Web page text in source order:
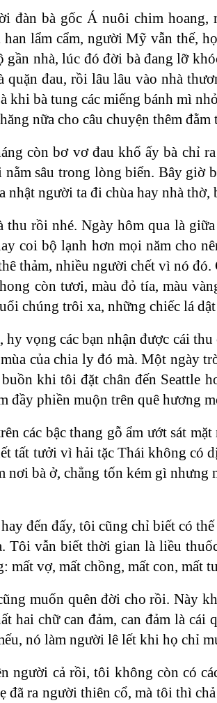
đàn bà gốc Á nuôi chim
lẩm cẩm, người Mỹ vẫn thế,
nhà, lúc đó đời bà đang lỡ
quặn đau, rồi lâu lâu vào nhà
khi bà tung các miếng bánh mì
nữa cho câu chuyện thêm
còn bơ vơ đau khổ ấy bà chỉ
sâu trong lòng biển. Bây giờ
nhật người ta đi chùa hay nhà thờ,
thu rồi nhé. Ngày hôm qua là
coi bộ lạnh hơn mọi năm cho
thảm, nhiều người chết vì nó
còn tươi, màu đỏ tía, màu
chúng trôi xa, những chiếc lá
vọng các bạn nhận được cái
của chia ly đó mà. Một ngày
khi tôi đặt chân đến Seattle
đầy phiền muộn trên quê hương
các bậc thang gỗ ẩm ướt sát
tất tưởi vì hải tặc Thái không có
nơi bà ở, chẳng tốn kém gì
đến đấy, tôi cũng chỉ biết có
Tôi vẫn biết thời gian là liều
mất vợ, mất chồng, mất con, mất
muốn quên đời cho rồi. Này
hai chữ can đảm, can đảm là
nó làm người lê lết khi họ chỉ
người cả rồi, tôi không còn có
đã ra người thiên cổ, mà tôi thì